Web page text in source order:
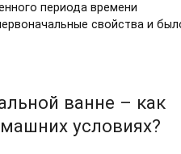
периода времени
свойства и
ванне – как
условиях?